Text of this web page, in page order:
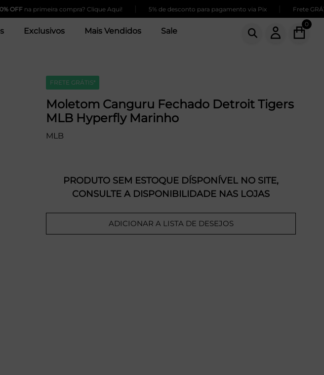
na primeira compra? Clique Aqui! | 5% de desconto para pagamento via Pix | Frete
Exclusivos Mais Vendidos Sale
0
FRETE GRÁTIS*
Moletom Canguru Fechado Detroit Tigers
MLB Hyperfly Marinho
MLB
PRODUTO SEM ESTOQUE DÍSPONÍVEL NO SITE,
CONSULTE A DISPONIBILIDADE NAS LOJAS
ADICIONAR A LISTA DE DESEJOS